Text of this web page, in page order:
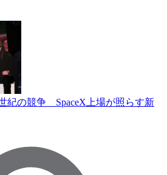
紀の競争 SpaceX上場が照らす新